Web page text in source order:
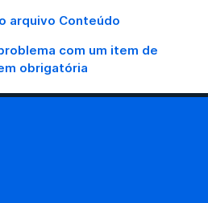
arquivo Conteúdo
com um item de
obrigatória